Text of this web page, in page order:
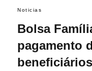
Noticias
Bolsa
pagamento